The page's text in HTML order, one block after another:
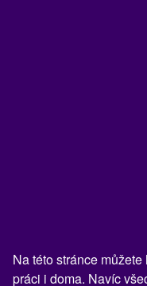
Na této stránce
práci i doma. Navíc